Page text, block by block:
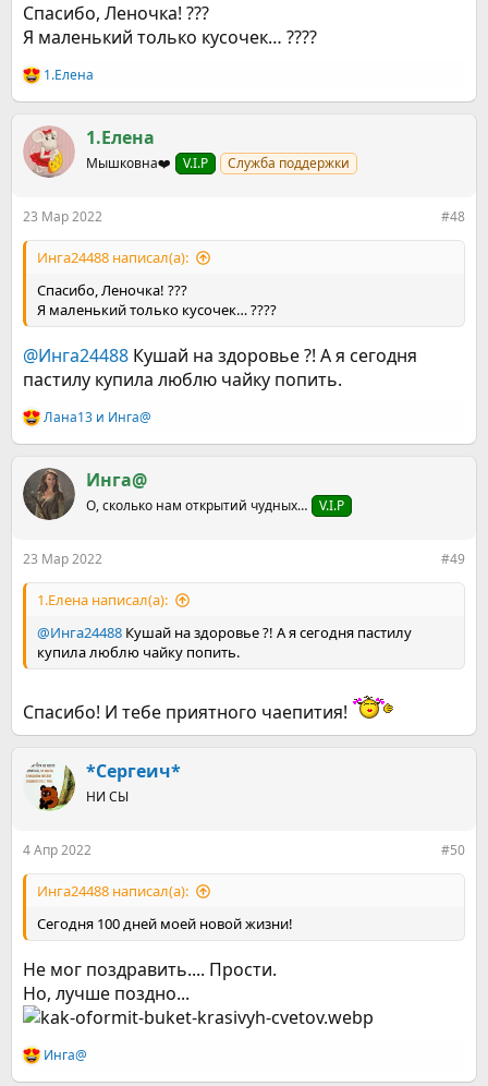
Спасибо, Леночка! ???
Я маленький только кусочек… ????
Р
е
к
ц
и
1.Елена
1.Елена
Мышковна❤️ V.I.P Служба поддержки
23 Мар 2022 #48
Инга24488 написал(а):
Спасибо, Леночка! ???
Я маленький только кусочек… ????
@Инга24488 Кушай на здоровье ?! А я сегодня
пастилу купила люблю чайку попить.
Р
е
к
ц
и
Лана13 и Инга@
Инга@
О, сколько нам открытий чудных… V.I.P
23 Мар 2022 #49
1.Елена написал(а):
@Инга24488 Кушай на здоровье ?! А я сегодня пастилу
купила люблю чайку попить.
Спасибо! И тебе приятного чаепития!
*Сергеич*
НИ СЫ
4 Апр 2022 #50
Инга24488 написал(а):
Сегодня 100 дней моей новой жизни!
Не мог поздравить.... Прости.
Но, лучше поздно...
Р
е
Инга@